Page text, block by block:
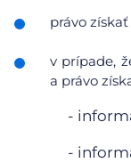
právo
v prípade,
a právo
-
-